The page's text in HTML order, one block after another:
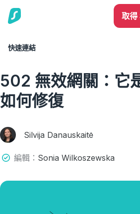
取
快速連結
網誌 一切關乎 VPN
502 無效網關：它
如何修復
Silvija Danauskaitė
編輯： Sonia Wilkoszewska